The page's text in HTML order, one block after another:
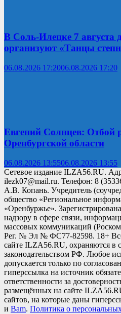
В Соль-Илецке 7 августа
организуют «Танцы
06.08.2026 17:2006.08.2026 17:20
Евгений Солнцев: Отбой
Оренбургской области
06.08.2026 13:5506.08.2026 13:55
Сетевое издание ILZA56.RU.
ilezk07@mail.ru. Телефон: 8
А.В. Копань. Учредитель
общество «Региональное
«Оренбуржье».
надзору в сфере связи,
массовых коммуникаций
Рег. № Эл № ФС77-82598. 18+
сайте ILZA56.RU, охраняются в
законодательством РФ. Любое
допускается только по
гиперссылка на источник
ответственности за
размещённых на сайте
сайтов, на которые даны
и Bam. Политика о